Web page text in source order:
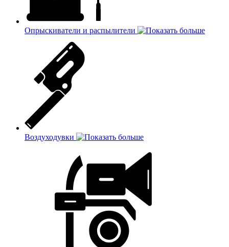
Опрыскиватели и распылители
Воздуходувки